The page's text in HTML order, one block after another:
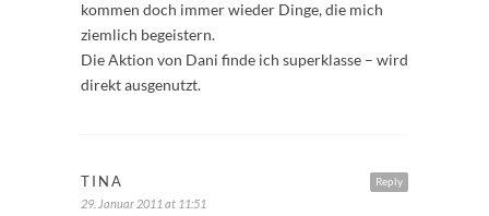
kommen doch immer wieder Dinge, die mich
ziemlich begeistern.
Die Aktion von Dani finde ich superklasse – wird
direkt ausgenutzt.
Reply
TINA
29. Januar 2011 at 11:51